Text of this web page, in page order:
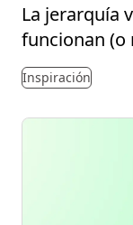
La jerarquía
funcionan (o
Inspiración